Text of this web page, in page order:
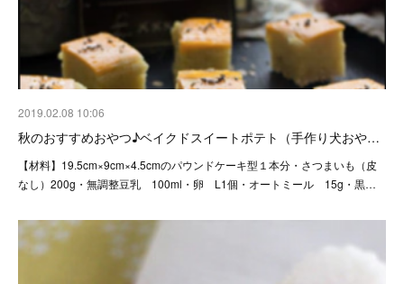
2019.02.08 10:06
秋のおすすめおやつ♪ベイクドスイートポテト（手作り犬おや…
【材料】19.5cm×9cm×4.5cmのパウンドケーキ型１本分・さつまいも（皮
なし）200g・無調整豆乳 100ml・卵 L1個・オートミール 15g・黒…